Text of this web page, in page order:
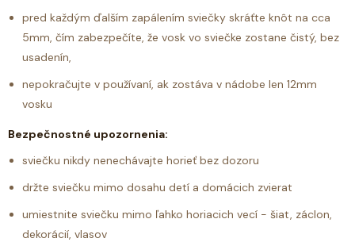
pred každým ďalším zapálením sviečky skráťte knôt na cca
5mm, čím zabezpečíte, že vosk vo sviečke zostane čistý, bez
usadenín,
nepokračujte v používaní, ak zostáva v nádobe len 12mm
vosku
Bezpečnostné upozornenia:
sviečku nikdy nenechávajte horieť bez dozoru
držte sviečku mimo dosahu detí a domácich zvierat
umiestnite sviečku mimo ľahko horiacich vecí - šiat, záclon,
dekorácií, vlasov